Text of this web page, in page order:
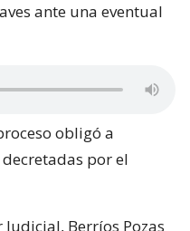
ante una eventual
obligó a
por el
Berríos Pozas